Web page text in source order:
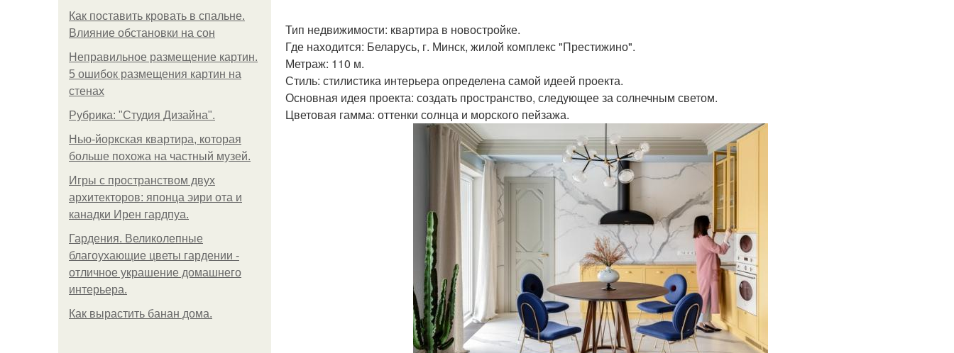
Как поставить кровать в спальне.
Влияние обстановки на сон
Неправильное размещение картин.
5 ошибок размещения картин на
стенах
Рубрика: "Студия Дизайна".
Нью-йоркская квартира, которая
больше похожа на частный музей.
Игры с пространством двух
архитекторов: японца эири ота и
канадки Ирен гардпуа.
Гардения. Великолепные
благоухающие цветы гардении -
отличное украшение домашнего
интерьера.
Как вырастить банан дома.
Тип недвижимости: квартира в новостройке.
Где находится: Беларусь, г. Минск, жилой комплекс "Престижино".
Метраж: 110 м.
Стиль: стилистика интерьера определена самой идеей проекта.
Основная идея проекта: создать пространство, следующее за солнечным светом.
Цветовая гамма: оттенки солнца и морского пейзажа.